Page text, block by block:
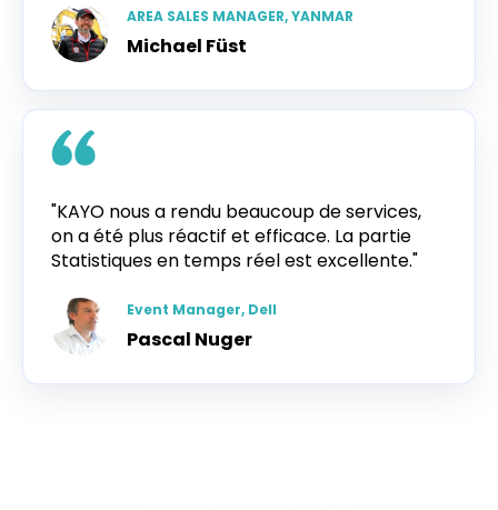
AREA SALES MANAGER, YANMAR
Michael Füst
"KAYO nous a rendu beaucoup de services,
on a été plus réactif et efficace. La partie
Statistiques en temps réel est excellente."
Event Manager, Dell
Pascal Nuger